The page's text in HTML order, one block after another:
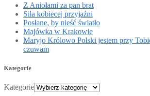
Z Aniołami za pan brat
Siła kobiecej przyjaźni
Posłane, by nieść światło
Majówka w Krakowie
Maryjo Królowo Polski jestem przy
czuwam
Kategorie
Kategorie